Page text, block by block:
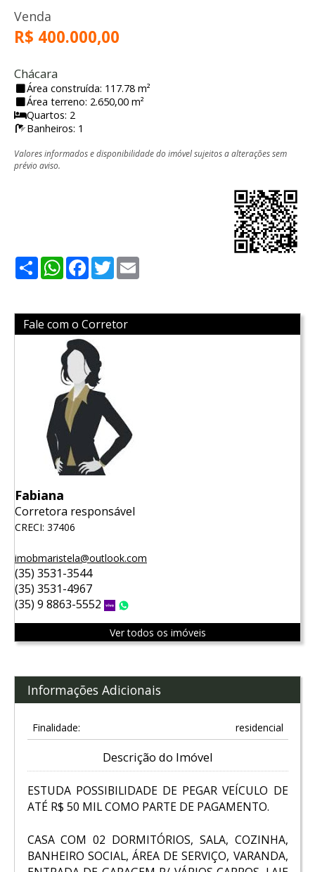
Venda
R$ 400.000,00
Chácara
Área construída: 117.78 m²
Área terreno: 2.650,00 m²
Quartos: 2
Banheiros: 1
Valores informados e disponibilidade do imóvel sujeitos a alterações sem
prévio aviso.
ShareWhatsApp
Facebook
Twitter
Fale com o Corretor
Fabiana
Corretora responsável
CRECI: 37406
imobmaristela@outlook.com
(35) 3531-3544
(35) 3531-4967
(35) 9 8863-5552
Vivo
Ver todos os imóveis
Informações Adicionais
Finalidade: residencial
Descrição do Imóvel
ESTUDA POSSIBILIDADE DE PEGAR VEÍCULO DE
ATÉ R$ 50 MIL COMO PARTE DE PAGAMENTO.
CASA COM 02 DORMITÓRIOS, SALA, COZINHA,
BANHEIRO SOCIAL, ÁREA DE SERVIÇO, VARANDA,